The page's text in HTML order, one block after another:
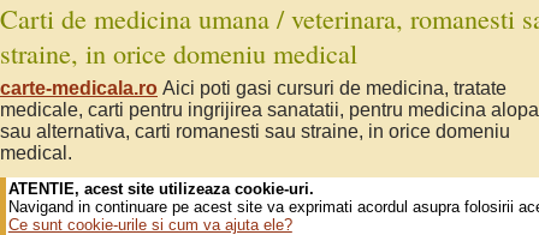
Carti de medicina umana / veterinara, romanesti
straine, in orice domeniu medical
carte-medicala.ro Aici poti gasi cursuri de medicina, tratate
medicale, carti pentru ingrijirea sanatatii, pentru medicina
sau alternativa, carti romanesti sau straine, in orice domeniu
medical.
ATENTIE, acest site utilizeaza cookie-uri.
Navigand in continuare pe acest site va exprimati acordul asupra folosirii
Ce sunt cookie-urile si cum va ajuta ele?